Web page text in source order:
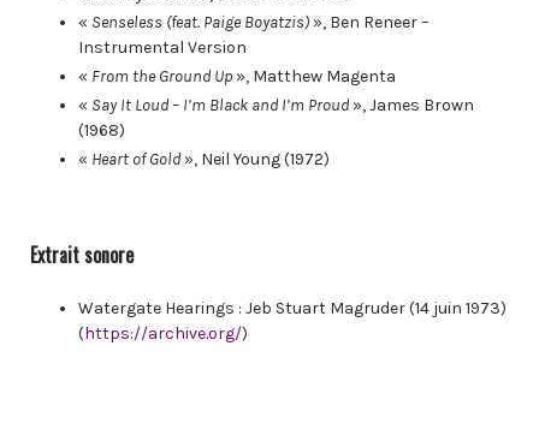
« Senseless (feat. Paige Boyatzis) », Ben Reneer –
Instrumental Version
« From the Ground Up », Matthew Magenta
« Say It Loud – I’m Black and I’m Proud », James Brown
(1968)
« Heart of Gold », Neil Young (1972)
Extrait sonore
Watergate Hearings : Jeb Stuart Magruder (14 juin 1973)
(https://archive.org/)